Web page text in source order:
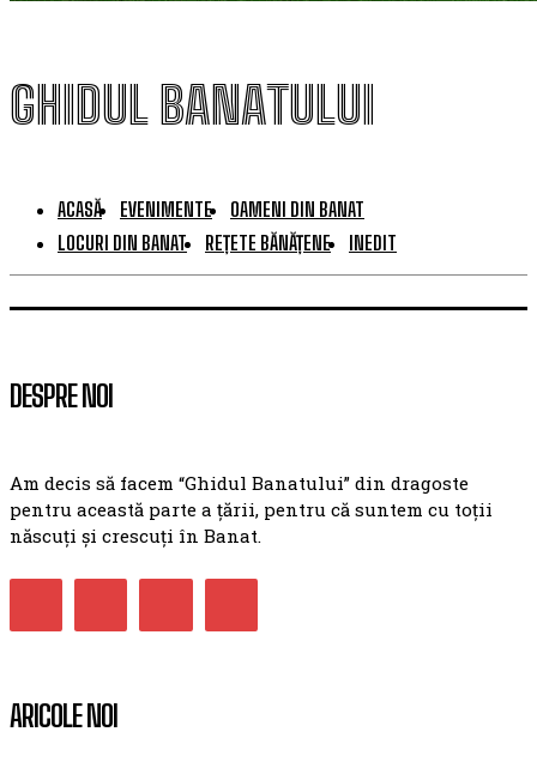
GHIDUL BANATULUI
ACASĂ EVENIMENTE
OAMENI DIN BANAT
LOCURI DIN BANAT
REȚETE BĂNĂȚENE INEDIT
DESPRE NOI
Am decis să facem “Ghidul Banatului” din dragoste
pentru această parte a țării, pentru că suntem cu toții
născuți și crescuți în Banat.
ARICOLE NOI